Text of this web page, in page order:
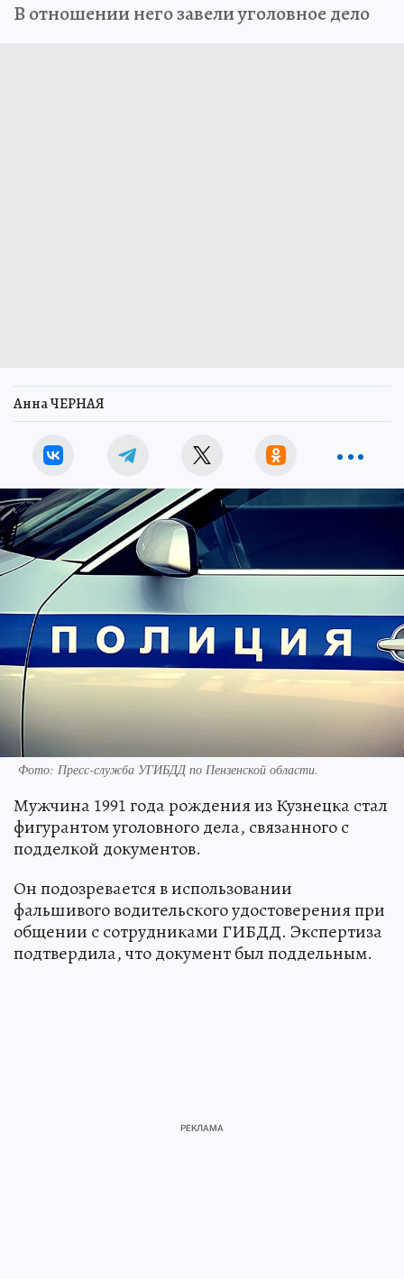
В отношении него завели уголовное дело
Анна ЧЕРНАЯ
Фото: Пресс-служба УГИБДД по Пензенской области.
Мужчина 1991 года рождения из Кузнецка стал
фигурантом уголовного дела, связанного с
подделкой документов.
Он подозревается в использовании
фальшивого водительского удостоверения при
общении с сотрудниками ГИБДД. Экспертиза
подтвердила, что документ был поддельным.